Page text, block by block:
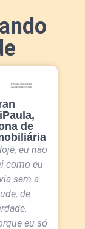
de
eu não
como eu
sem a
de
eu só